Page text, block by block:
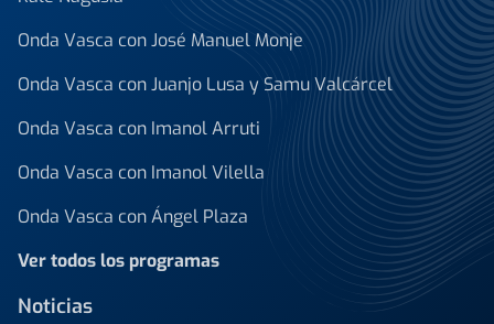
Onda Vasca con José Manuel Monje
Onda Vasca con Juanjo Lusa y Samu Valcárcel
Onda Vasca con Imanol Arruti
Onda Vasca con Imanol Vilella
Onda Vasca con Ángel Plaza
Ver todos los programas
Noticias